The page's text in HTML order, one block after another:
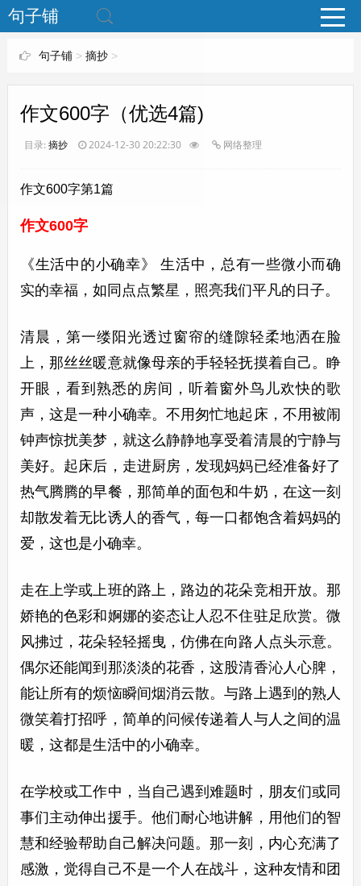
www.bjuzi.com
句子铺
句子铺> 摘抄>
作文600字（优选4篇)
目录: 摘抄 2024-12-30 20:22:30 网络整理
作文600字第1篇
作文600字
《生活中的小确幸》 生活中，总有一些微小而确
实的幸福，如同点点繁星，照亮我们平凡的日子。
清晨，第一缕阳光透过窗帘的缝隙轻柔地洒在脸
上，那丝丝暖意就像母亲的手轻轻抚摸着自己。睁
开眼，看到熟悉的房间，听着窗外鸟儿欢快的歌
声，这是一种小确幸。不用匆忙地起床，不用被闹
钟声惊扰美梦，就这么静静地享受着清晨的宁静与
美好。起床后，走进厨房，发现妈妈已经准备好了
热气腾腾的早餐，那简单的面包和牛奶，在这一刻
却散发着无比诱人的香气，每一口都饱含着妈妈的
爱，这也是小确幸。
走在上学或上班的路上，路边的花朵竞相开放。那
娇艳的色彩和婀娜的姿态让人忍不住驻足欣赏。微
风拂过，花朵轻轻摇曳，仿佛在向路人点头示意。
偶尔还能闻到那淡淡的花香，这股清香沁人心脾，
能让所有的烦恼瞬间烟消云散。与路上遇到的熟人
微笑着打招呼，简单的问候传递着人与人之间的温
暖，这都是生活中的小确幸。
在学校或工作中，当自己遇到难题时，朋友们或同
事们主动伸出援手。他们耐心地讲解，用他们的智
慧和经验帮助自己解决问题。那一刻，内心充满了
感激，觉得自己不是一个人在战斗，这种友情和团